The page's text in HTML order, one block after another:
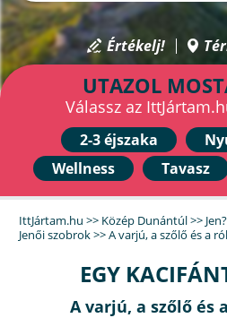
Értékelj!
UTAZOL
Válassz az
2-3 éjszaka
Wellness
Tavasz
IttJártam.hu >> Közép Dunántúl>> Jen?
Jenői szobrok>>A varjú, a szőlő és a
EGY
A varjú, a szőlő és